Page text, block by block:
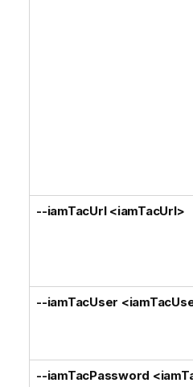
--iamTacUrl <iamTacUrl>
--iamTacUser
--iamTacPassword